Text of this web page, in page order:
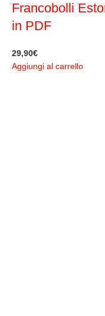
Francobolli
in PDF
29,90€
Aggiungi al carrello